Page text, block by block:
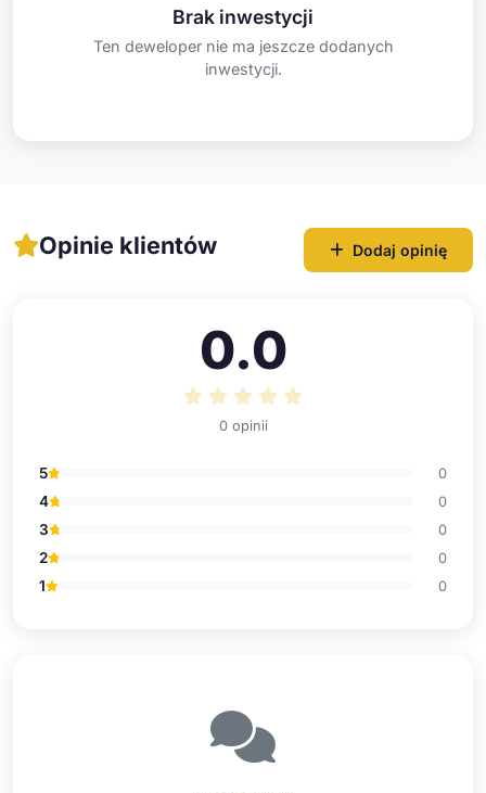
Brak inwestycji
Ten deweloper nie ma jeszcze dodanych
inwestycji.
Opinie klientów Dodaj opinię
0.0
0 opinii
5 0
4 0
3 0
2 0
1 0